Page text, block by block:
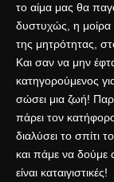
το αίμα μας θα
δυστυχώς, η
της μητρότητας,
Και σαν να μην
κατηγορούμενος
σώσει μια ζωή!
πάρει τον
διαλύσει το σπίτι
και πάμε να δούμε
είναι καταιγιστικές!